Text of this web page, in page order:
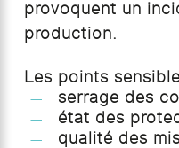
provoquent un
production.
Les points
serrage des
état des
qualité des